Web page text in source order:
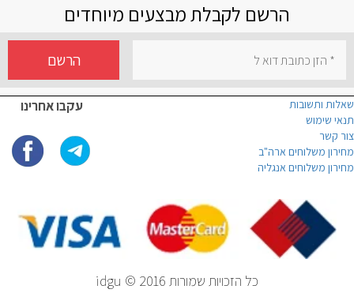
הרשם לקבלת מבצעים מיוחדים
הרשם
עקבו אחרינו
שאלות ותשובות
תנאי שימוש
צור קשר
מחירון משלוחים ארה"ב
מחירון משלוחים אנגליה
כל הזכויות שמורות idgu © 2016